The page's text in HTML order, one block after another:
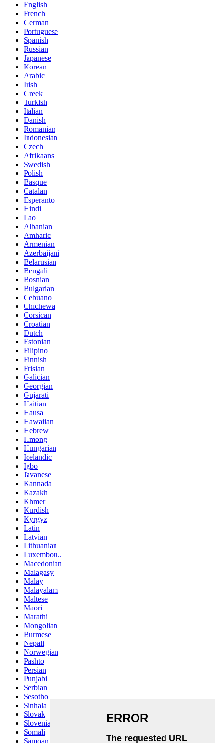
English
French
German
Portuguese
Spanish
Russian
Japanese
Korean
Arabic
Irish
Greek
Turkish
Italian
Danish
Romanian
Indonesian
Czech
Afrikaans
Swedish
Polish
Basque
Catalan
Esperanto
Hindi
Lao
Albanian
Amharic
Armenian
Azerbaijani
Belarusian
Bengali
Bosnian
Bulgarian
Cebuano
Chichewa
Corsican
Croatian
Dutch
Estonian
Filipino
Finnish
Frisian
Galician
Georgian
Gujarati
Haitian
Hausa
Hawaiian
Hebrew
Hmong
Hungarian
Icelandic
Igbo
Javanese
Kannada
Kazakh
Khmer
Kurdish
Kyrgyz
Latin
Latvian
Lithuanian
Luxembou..
Macedonian
Malagasy
Malay
Malayalam
Maltese
Maori
Marathi
Mongolian
Burmese
Nepali
Norwegian
Pashto
Persian
Punjabi
Serbian
Sesotho
Sinhala
Slovak
Slovenian
Somali
Samoan